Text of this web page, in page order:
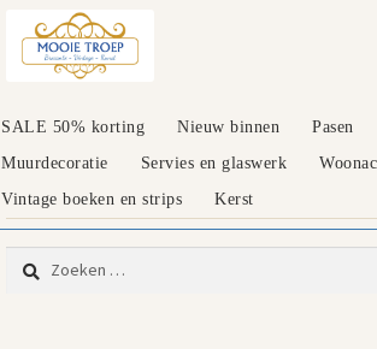
door
naar
SALE 50% korting Nieuw binnen
Pasen
Muurdecoratie
Servies en glaswerk
Vintage boeken en strips
Kerst
Zoeken
naar: